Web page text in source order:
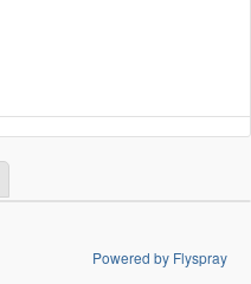
Powered by Flyspray